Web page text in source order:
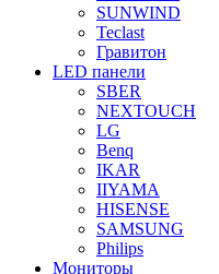
SUNWIND
Teclast
Гравитон
LED панели
SBER
NEXTOUCH
LG
Benq
IKAR
IIYAMA
HISENSE
SAMSUNG
Philips
Мониторы